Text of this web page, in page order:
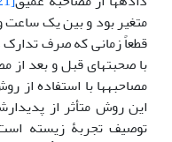
متغیر بود و بین یک ساعت
قطعاً زمانی که صرف
با صحبت­های قبل و بعد
مصاحبه‏ها با استفاده از
این روش متأثر از
توصیف تجربۀ زیسته